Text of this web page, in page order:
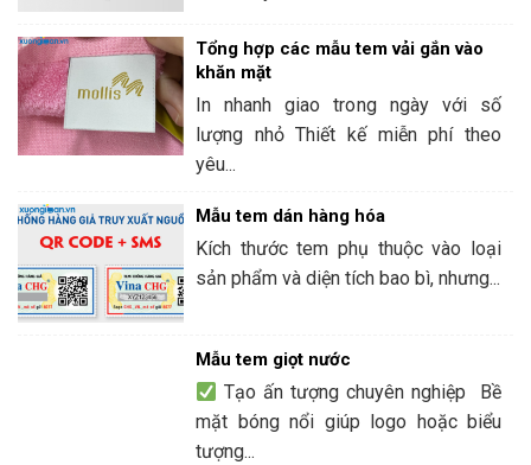
Tổng hợp các mẫu tem vải gắn vào
khăn mặt
In nhanh giao trong ngày với số
lượng nhỏ Thiết kế miễn phí theo
yêu...
Mẫu tem dán hàng hóa
Kích thước tem phụ thuộc vào loại
sản phẩm và diện tích bao bì, nhưng...
Mẫu tem giọt nước
Tạo ấn tượng chuyên nghiệp Bề
mặt bóng nổi giúp logo hoặc biểu
tượng...